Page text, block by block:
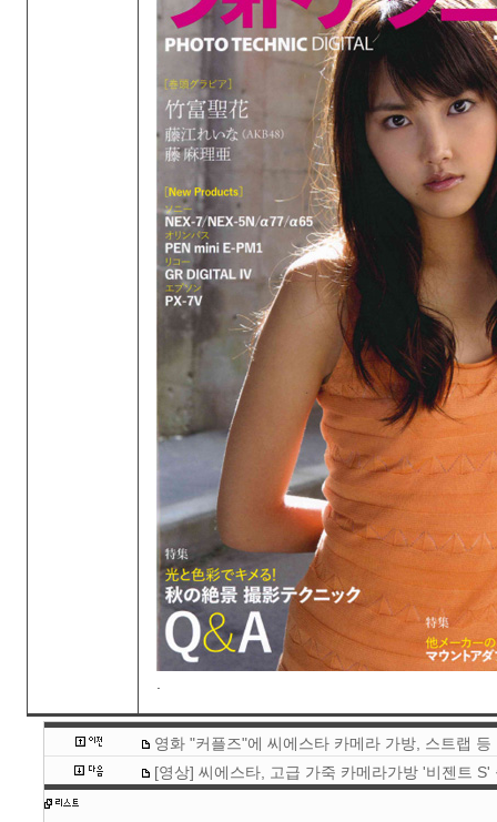
영화 "커플즈"에 씨에스타 카메라 가방, 스트랩 등
[영상] 씨에스타, 고급 가죽 카메라가방 '비젠트 S'